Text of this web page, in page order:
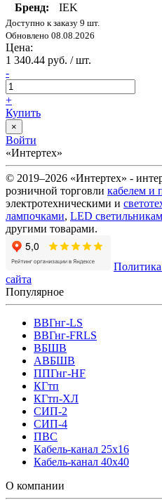
Бренд:
IEK
Доступно к заказу 9 шт.
Обновлено 08.08.2026
Цена:
1 340.44 руб. / шт.
-
+
Купить
×
Войти
«Интертех»
© 2019–2026 «Интертех» -
розничной торговли кабелем и
электротехническими и
лампочками, LED
другими товарами.
сайта
Популярное
ВВГнг-LS
ВВГнг-FRLS
ВБШВ
АВБШВ
ППГнг-HF
КГтп
КГтп-ХЛ
СИП-2
СИП-4
ПВС
Кабель-канал 25х16
Кабель-канал 40х40
О компании